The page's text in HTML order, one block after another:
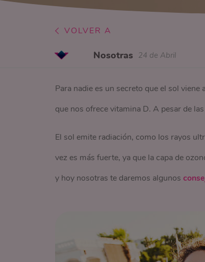
VOLVER A
Nosotras 24 de Abril
Para nadie es un secreto que el sol
que nos ofrece vitamina D. A pesar de
El sol emite radiación, como los rayos
vez es más fuerte, ya que la capa de
y hoy nosotras te daremos algunos